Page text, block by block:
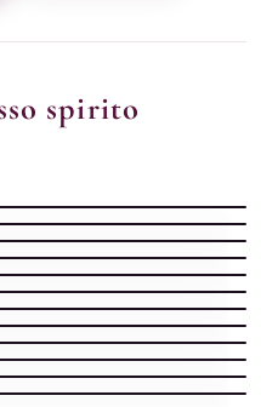
spirito
i rami di gelsomino